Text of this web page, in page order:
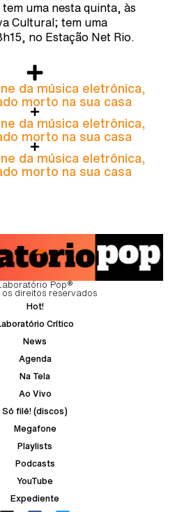
tem uma nesta quinta, às
Cultural; tem uma
no Estação Net Rio.
da música eletrônica,
morto na sua casa
da música eletrônica,
morto na sua casa
da música eletrônica,
morto na sua casa
Laboratório Pop®
os direitos reservados
Hot!
Crítico
News
Agenda
Na Tela
Ao Vivo
Só filé! (discos)
Megafone
Playlists
Podcasts
YouTube
Expediente